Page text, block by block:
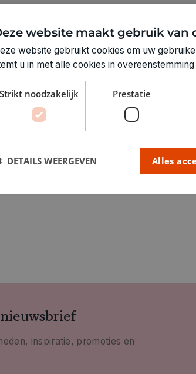
inspiratie, promoties en
website maakt gebruik van
website gebruikt cookies om uw
u in met alle cookies in
Strikt noodzakelijk Prestatie
Alles
DETAILS WEERGEVEN